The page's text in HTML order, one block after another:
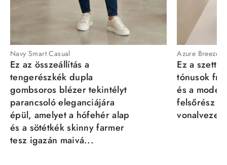
Navy Smart Casual
Ez az összeállítás a
tengerészkék dupla
gombsoros blézer tekintélyt
parancsoló eleganciájára
épül, amelyet a hófehér alap
és a sötétkék skinny farmer
tesz igazán maivá...
Azure Breeze
Ez a szett
tónusok
és a
felsőrész